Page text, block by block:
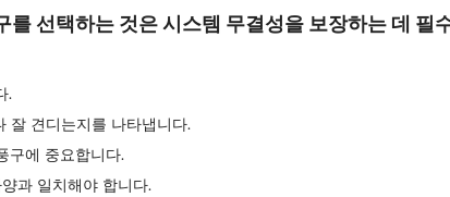
선택하는 것은 시스템 무결성을 보장하는 데 필
.
잘 견디는지를 나타냅니다.
구에 중요합니다.
과 일치해야 합니다.